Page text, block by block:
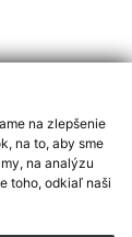
na zlepšenie
na to, aby sme
na analýzu
toho, odkiaľ naši
využitím RSS
,web portál
domény